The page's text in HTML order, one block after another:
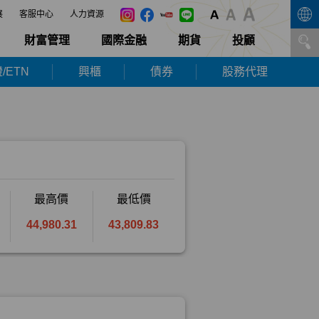
客服中心 人力資源
財富管理 國際金融 期貨 投顧
ETN 興櫃 債券 股務代理